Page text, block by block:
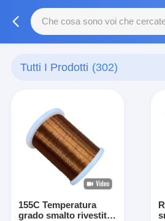
Tutti I Prodotti (302)
155C Temperatura
grado smalto rivestito